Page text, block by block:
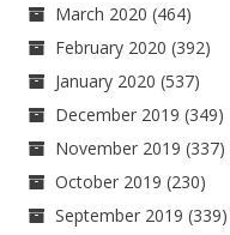
March 2020 (464)
February 2020 (392)
January 2020 (537)
December 2019 (349)
November 2019 (337)
October 2019 (230)
September 2019 (339)